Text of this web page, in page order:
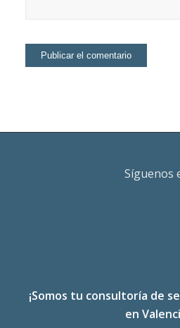
Síguenos
¡Somos tu consultoría de
en